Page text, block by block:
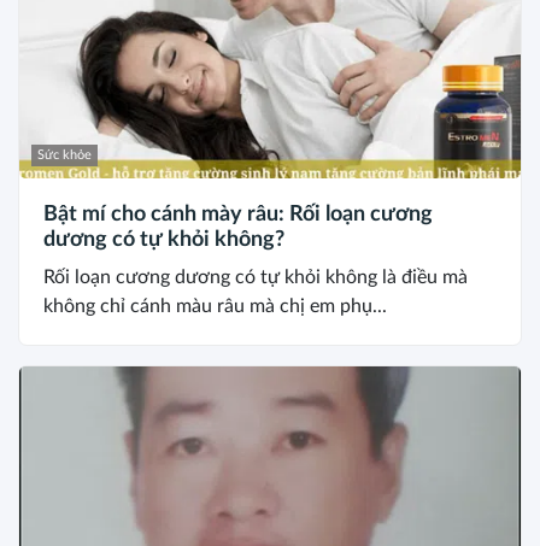
Sức khỏe
Bật mí cho cánh mày râu: Rối loạn cương
dương có tự khỏi không?
Rối loạn cương dương có tự khỏi không là điều mà
không chỉ cánh màu râu mà chị em phụ...